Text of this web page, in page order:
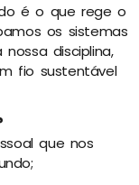
é o que rege o
os sistemas
disciplina,
fio sustentável
que nos